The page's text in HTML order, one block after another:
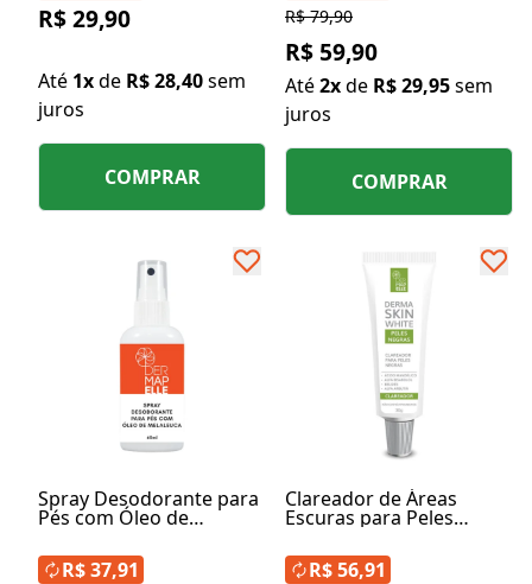
R$ 29,90
Até 1xde R$ 28,40sem
juros
COMPRAR
R$ 79,90
R$ 59,90
Até2xde R$ 29,95sem
juros
COMPRAR
Spray Desodorante para
Pés com Óleo de
R$ 37,91
Clareador de Áreas
Escuras para Peles
White 30g
R$ 56,91